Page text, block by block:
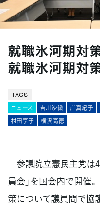
就職氷河期対
就職氷河期対
TAGS
ニュース 吉川沙織 岸真紀子
村田享子
横沢高徳
参議院立憲民主党は
員会」を国会内で開催
策について議員間で協